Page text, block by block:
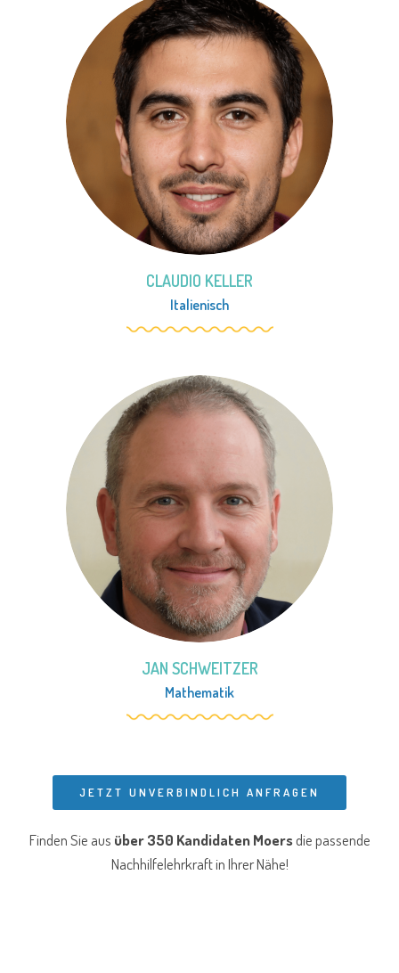
CLAUDIO KELLER
Italienisch
JAN SCHWEITZER
Mathematik
JETZT UNVERBINDLICH ANFRAGEN
Finden Sie aus über 350 Kandidaten Moersdie passende
Nachhilfelehrkraft in Ihrer Nähe!